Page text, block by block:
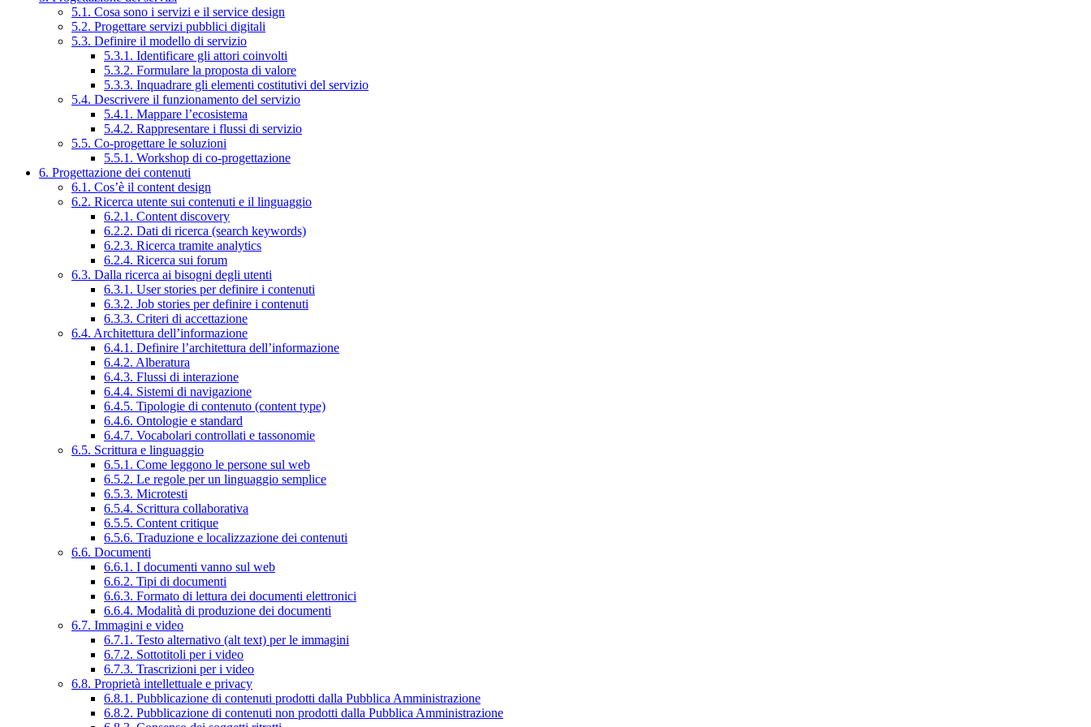
5.1. Cosa sono i servizi e il service design
5.2. Progettare servizi pubblici digitali
5.3. Definire il modello di servizio
5.3.1. Identificare gli attori coinvolti
5.3.2. Formulare la proposta di valore
5.3.3. Inquadrare gli elementi costitutivi del servizio
5.4. Descrivere il funzionamento del servizio
5.4.1. Mappare l’ecosistema
5.4.2. Rappresentare i flussi di servizio
5.5. Co-progettare le soluzioni
5.5.1. Workshop di co-progettazione
6. Progettazione dei contenuti
6.1. Cos’è il content design
6.2. Ricerca utente sui contenuti e il linguaggio
6.2.1. Content discovery
6.2.2. Dati di ricerca (search keywords)
6.2.3. Ricerca tramite analytics
6.2.4. Ricerca sui forum
6.3. Dalla ricerca ai bisogni degli utenti
6.3.1. User stories per definire i contenuti
6.3.2. Job stories per definire i contenuti
6.3.3. Criteri di accettazione
6.4. Architettura dell’informazione
6.4.1. Definire l’architettura dell’informazione
6.4.2. Alberatura
6.4.3. Flussi di interazione
6.4.4. Sistemi di navigazione
6.4.5. Tipologie di contenuto (content type)
6.4.6. Ontologie e standard
6.4.7. Vocabolari controllati e tassonomie
6.5. Scrittura e linguaggio
6.5.1. Come leggono le persone sul web
6.5.2. Le regole per un linguaggio semplice
6.5.3. Microtesti
6.5.4. Scrittura collaborativa
6.5.5. Content critique
6.5.6. Traduzione e localizzazione dei contenuti
6.6. Documenti
6.6.1. I documenti vanno sul web
6.6.2. Tipi di documenti
6.6.3. Formato di lettura dei documenti elettronici
6.6.4. Modalità di produzione dei documenti
6.7. Immagini e video
6.7.1. Testo alternativo (alt text) per le immagini
6.7.2. Sottotitoli per i video
6.7.3. Trascrizioni per i video
6.8. Proprietà intellettuale e privacy
6.8.1. Pubblicazione di contenuti prodotti dalla Pubblica Amministrazione
6.8.2. Pubblicazione di contenuti non prodotti dalla Pubblica Amministrazione